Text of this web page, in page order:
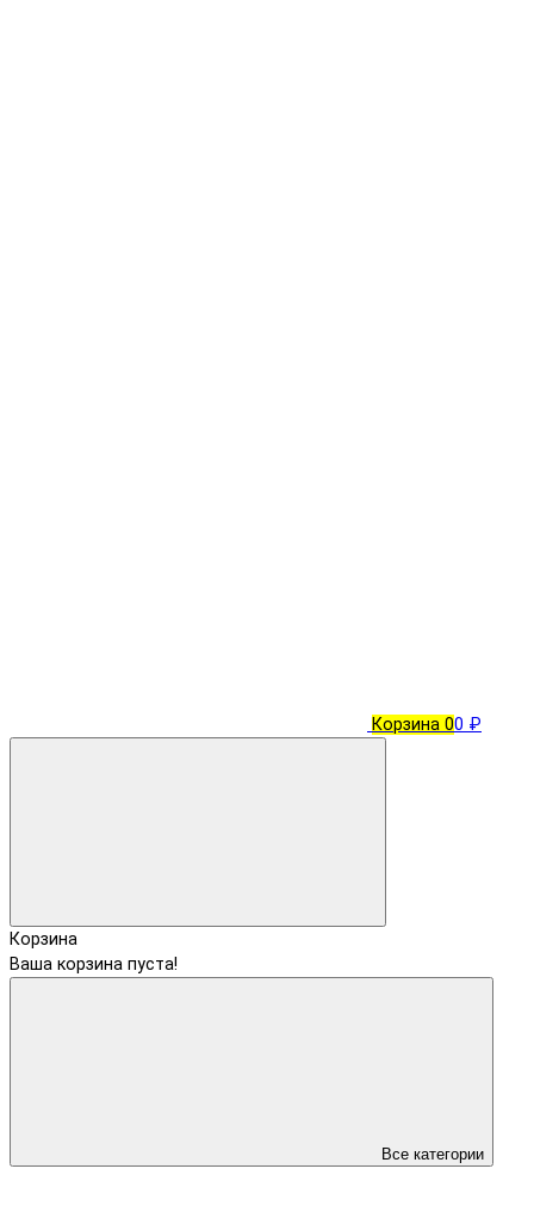
Корзина 00 ₽
Корзина
Ваша корзина пуста!
Все категории